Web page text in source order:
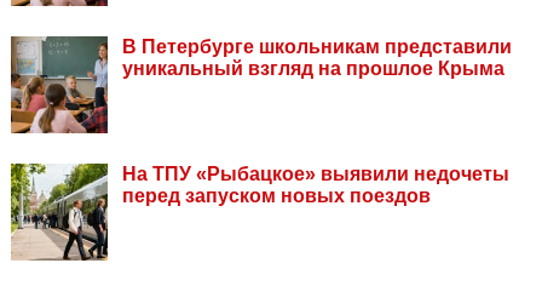
В Петербурге школьникам представили
уникальный взгляд на прошлое Крыма
На ТПУ «Рыбацкое» выявили недочеты
перед запуском новых поездов